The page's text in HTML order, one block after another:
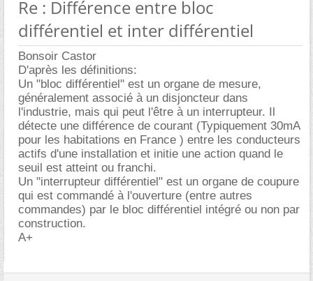
Re : Différence entre bloc
différentiel et inter différentiel
Bonsoir Castor
D'après les définitions:
Un "bloc différentiel" est un organe de mesure,
généralement associé à un disjoncteur dans
l'industrie, mais qui peut l'être à un interrupteur. Il
détecte une différence de courant (Typiquement 30mA
pour les habitations en France ) entre les conducteurs
actifs d'une installation et initie une action quand le
seuil est atteint ou franchi.
Un "interrupteur différentiel" est un organe de coupure
qui est commandé à l'ouverture (entre autres
commandes) par le bloc différentiel intégré ou non par
construction.
A+